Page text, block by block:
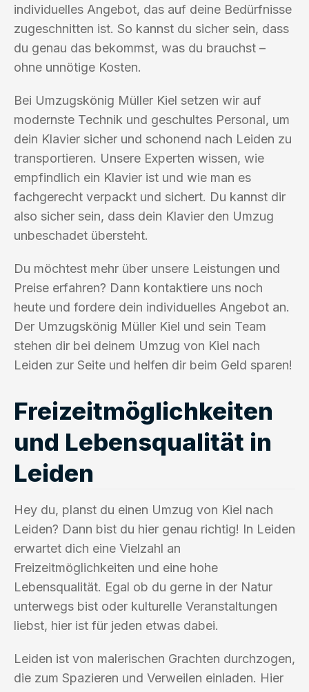
individuelles Angebot, das auf deine Bedürfnisse
zugeschnitten ist. So kannst du sicher sein, dass
du genau das bekommst, was du brauchst –
ohne unnötige Kosten.
Bei Umzugskönig Müller Kiel setzen wir auf
modernste Technik und geschultes Personal, um
dein Klavier sicher und schonend nach Leiden zu
transportieren. Unsere Experten wissen, wie
empfindlich ein Klavier ist und wie man es
fachgerecht verpackt und sichert. Du kannst dir
also sicher sein, dass dein Klavier den Umzug
unbeschadet übersteht.
Du möchtest mehr über unsere Leistungen und
Preise erfahren? Dann kontaktiere uns noch
heute und fordere dein individuelles Angebot an.
Der Umzugskönig Müller Kiel und sein Team
stehen dir bei deinem Umzug von Kiel nach
Leiden zur Seite und helfen dir beim Geld sparen!
Freizeitmöglichkeiten
und Lebensqualität in
Leiden
Hey du, planst du einen Umzug von Kiel nach
Leiden? Dann bist du hier genau richtig! In Leiden
erwartet dich eine Vielzahl an
Freizeitmöglichkeiten und eine hohe
Lebensqualität. Egal ob du gerne in der Natur
unterwegs bist oder kulturelle Veranstaltungen
liebst, hier ist für jeden etwas dabei.
Leiden ist von malerischen Grachten durchzogen,
die zum Spazieren und Verweilen einladen. Hier